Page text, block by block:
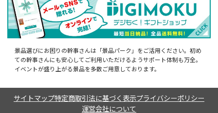
景品選びにお困りの幹事さんは「景品パーク」をご活用ください。初め
ての幹事さんにも安心してご利用いただけるようサポート体制も万全。
イベントが盛り上がる景品を多数ご用意しております。
サイトマップ特定商取引法に基づく表示プライバシーポリシー
運営会社について